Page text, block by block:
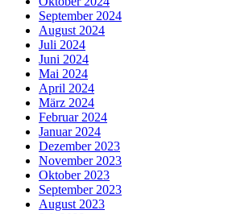
September 2024
August 2024
Juli 2024
Juni 2024
Mai 2024
April 2024
März 2024
Februar 2024
Januar 2024
Dezember 2023
November 2023
Oktober 2023
September 2023
August 2023